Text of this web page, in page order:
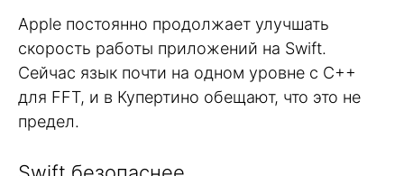
Apple постоянно продолжает улучшать
скорость работы приложений на Swift.
Сейчас язык почти на одном уровне с C++
для FFT, и в Купертино обещают, что это не
предел.